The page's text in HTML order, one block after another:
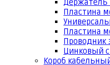
Держатель
Пластина
Пластина
Цинковый
Короб